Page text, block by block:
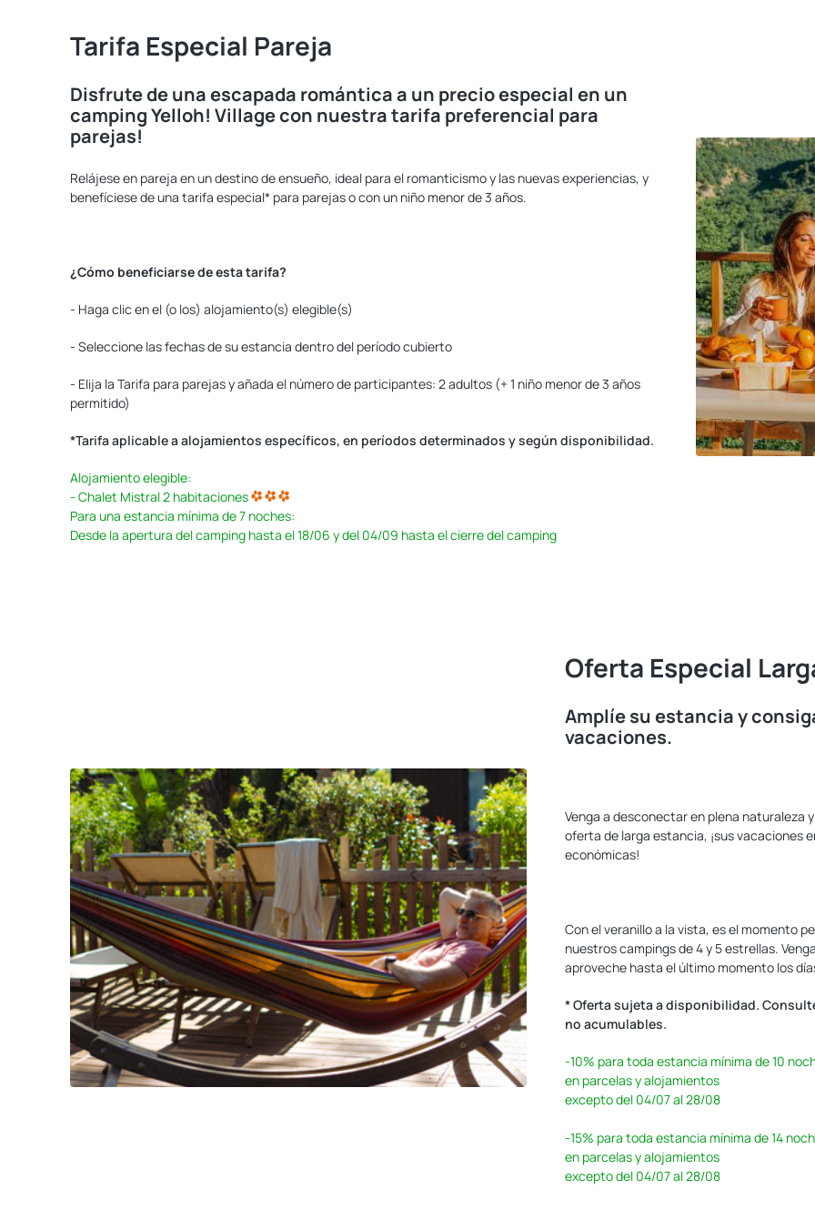
Tarifa Especial Pareja
Disfrute de una escapada romántica a un precio especial en un
camping Yelloh! Village con nuestra tarifa preferencial para
parejas!
Relájese en pareja en un destino de ensueño, ideal para el romanticismo y las nuevas experiencias, y
benefíciese de una tarifa especial* para parejas o con un niño menor de 3 años.
¿Cómo beneficiarse de esta tarifa?
- Haga clic en el (o los) alojamiento(s) elegible(s)
- Seleccione las fechas de su estancia dentro del período cubierto
- Elija la Tarifa para parejas y añada el número de participantes: 2 adultos (+ 1 niño menor de 3 años
permitido)
*Tarifa aplicable a alojamientos específicos, en períodos determinados y según disponibilidad.
Alojamiento elegible:
- Chalet Mistral 2 habitaciones
Para una estancia mínima de 7 noches:
Desde la apertura del camping hasta el 18/06 y del 04/09 hasta el cierre del camping
Oferta Especial
Amplíe su estancia y
vacaciones.
Venga a desconectar en plena naturaleza
oferta de larga estancia, ¡sus vacaciones
económicas!
Con el veranillo a la vista, es el momento
nuestros campings de 4 y 5 estrellas.
aproveche hasta el último momento los
* Oferta sujeta a disponibilidad.
no acumulables.
-10% para toda estancia mínima de 10
en parcelas y alojamientos
excepto del 04/07 al 28/08
-15% para toda estancia mínima de 14
en parcelas y alojamientos
excepto del 04/07 al 28/08